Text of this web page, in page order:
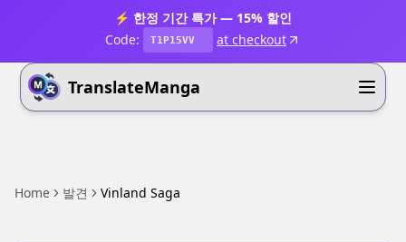
⚡ 한정 기간 특가 — 15% 할인
Code:
T1P15VV at checkout
TranslateManga
Home 발견 Vinland Saga